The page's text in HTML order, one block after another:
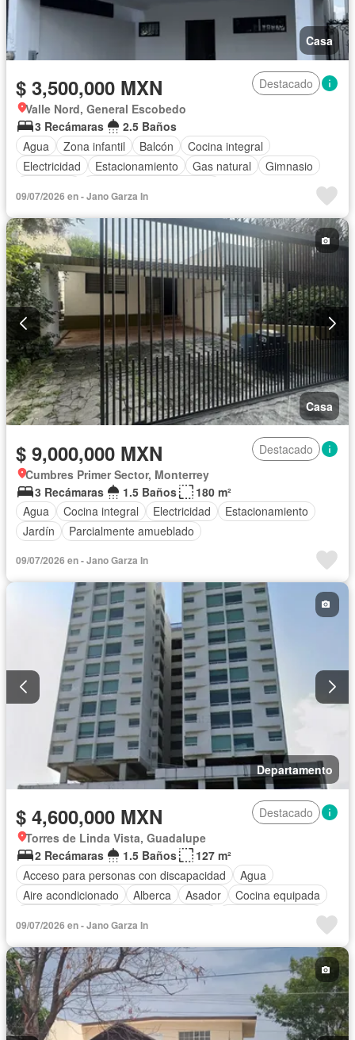
Casa
$ 3,500,000 MXN
Destacado
Valle Nord, General Escobedo
3 Recámaras
2.5 Baños
Agua
Zona infantil Balcón
Cocina integral
Electricidad
Estacionamiento Gas natural
Gimnasio
09/07/2026 en - Jano Garza In
Casa
$ 9,000,000 MXN
Destacado
Cumbres Primer Sector, Monterrey
3 Recámaras
1.5 Baños
180 m²
Agua
Cocina integral Electricidad
Estacionamiento
Jardín
Parcialmente amueblado
09/07/2026 en - Jano Garza In
Departamento
$ 4,600,000 MXN
Destacado
Torres de Linda Vista, Guadalupe
2 Recámaras
1.5 Baños
127 m²
Acceso para personas con discapacidad
Agua
Aire acondicionado
Alberca Asador
Cocina equipada
Electricidad
Elevador
Seguridad
Terraza
Vista panorámica
Parcialmente amueblado
09/07/2026 en - Jano Garza In